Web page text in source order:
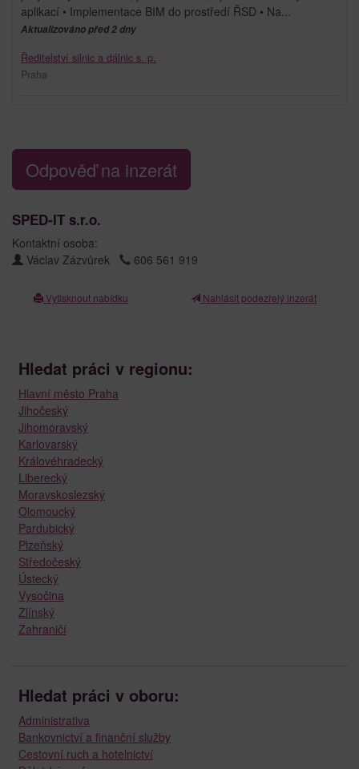
aplikací • Implementace BIM do prostředí ŘSD • Na...
Aktualizováno před 2 dny
Ředitelství silnic a dálnic s. p.
Praha
Odpověď na inzerát
SPED-IT s.r.o.
Kontaktní osoba:
Václav Zázvůrek
606 561 919
Vytisknout nabídku Nahlásit podezřelý inzerát
Hledat práci v regionu:
Hlavní město Praha
Jihočeský
Jihomoravský
Karlovarský
Královéhradecký
Liberecký
Moravskoslezský
Olomoucký
Pardubický
Plzeňský
Středočeský
Ústecký
Vysočina
Zlínský
Zahraničí
Hledat práci v oboru:
Administrativa
Bankovnictví a finanční služby
Cestovní ruch a hotelnictví